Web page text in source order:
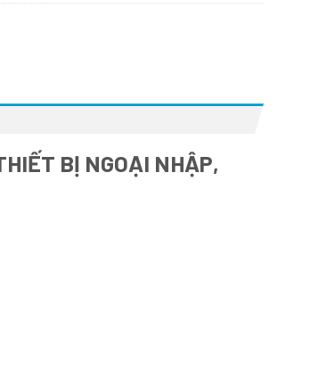
BỊ NGOẠI NHẬP,